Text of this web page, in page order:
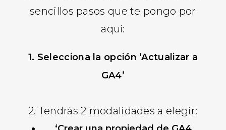
sencillos pasos que te pongo por
aquí:
1. Selecciona la opción ‘Actualizar a
GA4’
2. Tendrás 2 modalidades a elegir: